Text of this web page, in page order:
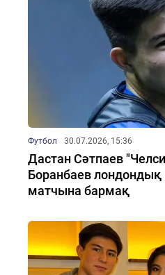
Футбол 30.07.2026, 15:36
Дастан Сәтпаев
Боранбаев
матчына бармақ